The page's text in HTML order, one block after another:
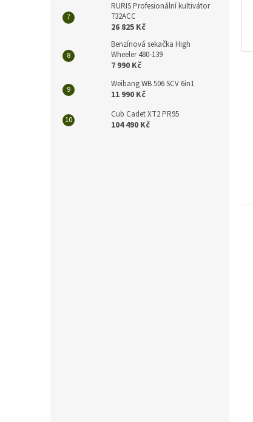
RURIS Profesionální kultivátor
732ACC
26 825 Kč
Benzínová sekačka High
Wheeler 480-139
7 990 Kč
Weibang WB 506 SCV 6in1
11 990 Kč
Cub Cadet XT2 PR95
104 490 Kč